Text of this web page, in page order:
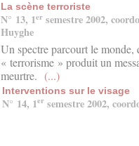
La scène terroriste
N° 13, 1er semestre 2002,
Huyghe
Un spectre parcourt le monde,
« terrorisme » produit un
meurtre. (...)
Interventions sur le visage
N° 14, 1er semestre 2002,